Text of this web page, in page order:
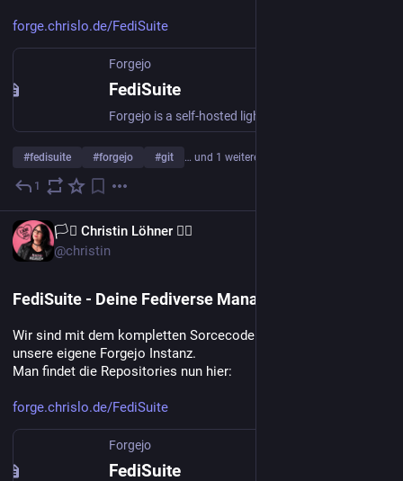
forge.chrislo.de/FediSuite
Forgejo
FediSuite
#fedisuite #forgejo #git … und 1 weiterer
1
🏳️‍⚧️ Christin Löhner 🏳️‍🌈
@christin
FediSuite - Deine Fediverse Management Platform
Wir sind mit dem kompletten Sorcecode umgezogen auf
unsere eigene Forgejo Instanz.
Man findet die Repositories nun hier:
forge.chrislo.de/FediSuite
Forgejo
FediSuite